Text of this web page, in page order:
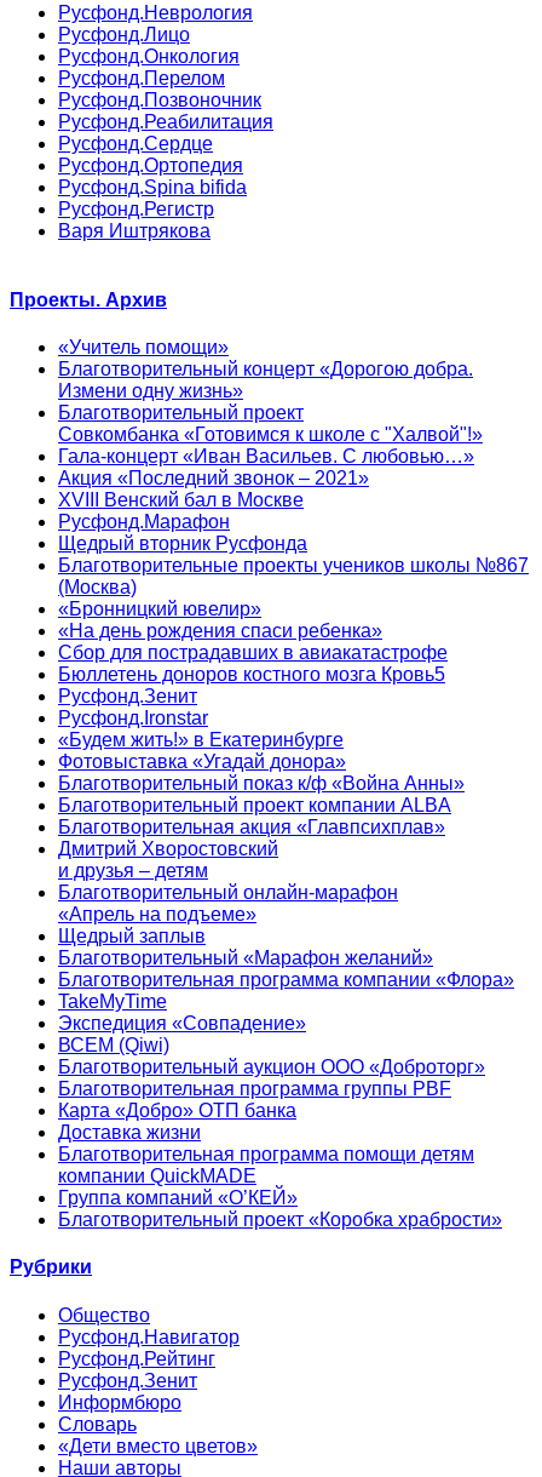
Русфонд.Неврология
Русфонд.Лицо
Русфонд.Онкология
Русфонд.Перелом
Русфонд.Позвоночник
Русфонд.Реабилитация
Русфонд.Сердце
Русфонд.Ортопедия
Русфонд.Spina bifida
Русфонд.Регистр
Варя Иштрякова
Проекты. Архив
«Учитель помощи»
Благотворительный концерт «Дорогою добра.
Измени одну жизнь»
Благотворительный проект
Совкомбанка «Готовимся к школе с "Халвой"!»
Гала-концерт «Иван Васильев. С любовью…»
Акция «Последний звонок – 2021»
XVIII Венский бал в Москве
Русфонд.Марафон
Щедрый вторник Русфонда
Благотворительные проекты учеников школы №867
(Москва)
«Бронницкий ювелир»
«На день рождения спаси ребенка»
Сбор для пострадавших в авиакатастрофе
Бюллетень доноров костного мозга Кровь5
Русфонд.Зенит
Русфонд.Ironstar
«Будем жить!» в Екатеринбурге
Фотовыставка «Угадай донора»
Благотворительный показ к/ф «Война Анны»
Благотворительный проект компании ALBA
Благотворительная акция «Главпсихплав»
Дмитрий Хворостовский
и друзья – детям
Благотворительный онлайн‑марафон
«Апрель на подъеме»
Щедрый заплыв
Благотворительный «Марафон желаний»
Благотворительная программа компании «Флора»
TakeMyTime
Экспедиция «Совпадение»
ВСЕМ (Qiwi)
Благотворительный аукцион ООО «Доброторг»
Благотворительная программа группы PBF
Карта «Добро» ОТП банка
Доставка жизни
Благотворительная программа помощи детям
компании QuickMADE
Группа компаний «О’КЕЙ»
Благотворительный проект «Коробка храбрости»
Рубрики
Общество
Русфонд.Навигатор
Русфонд.Рейтинг
Русфонд.Зенит
Информбюро
Словарь
«Дети вместо цветов»
Наши авторы